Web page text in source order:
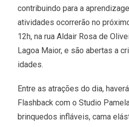
contribuindo para a
atividades ocorrerão no
12h, na rua Aldair Rosa de
Lagoa Maior, e são abertas a
idades.
Entre as atrações do dia,
Flashback com o Studio
brinquedos infláveis, cama